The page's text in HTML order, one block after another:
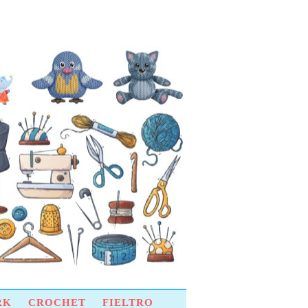
CROCHET FIELTRO